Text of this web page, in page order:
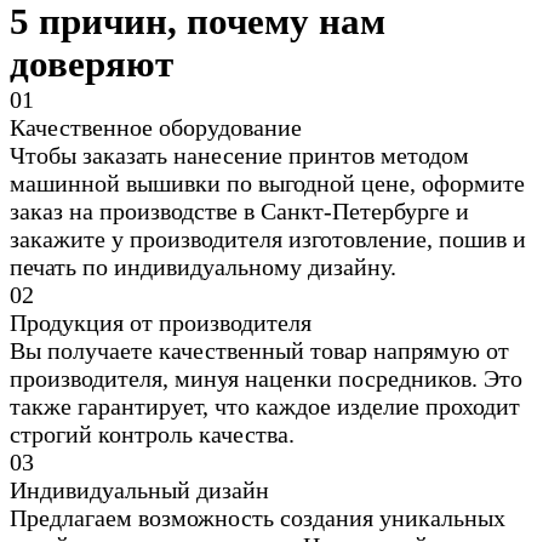
5 причин, почему нам
доверяют
01
Качественное оборудование
Чтобы заказать нанесение принтов методом
машинной вышивки по выгодной цене, оформите
заказ на производстве в Санкт-Петербурге и
закажите у производителя изготовление, пошив и
печать по индивидуальному дизайну.
02
Продукция от производителя
Вы получаете качественный товар напрямую от
производителя, минуя наценки посредников. Это
также гарантирует, что каждое изделие проходит
строгий контроль качества.
03
Индивидуальный дизайн
Предлагаем возможность создания уникальных